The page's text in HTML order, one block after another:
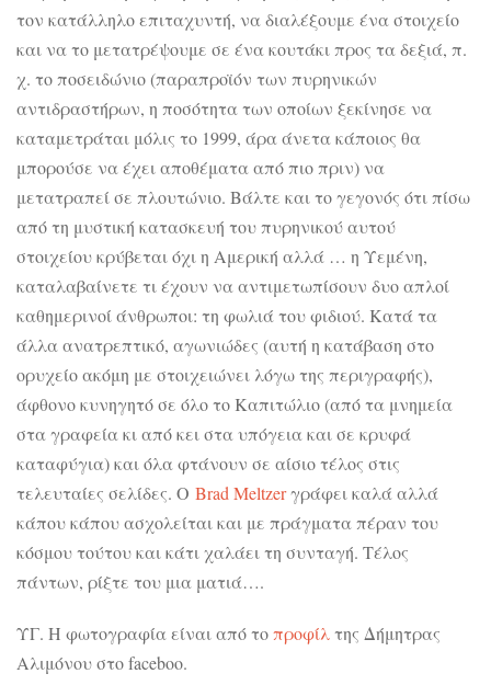
τον κατάλληλο επιταχυντή, να διαλέξουμε ένα στοιχείο
και να το μετατρέψουμε σε ένα κουτάκι προς τα δεξιά, π.
χ. το ποσειδώνιο (παραπροϊόν των πυρηνικών
αντιδραστήρων, η ποσότητα των οποίων ξεκίνησε να
καταμετράται μόλις το 1999, άρα άνετα κάποιος θα
μπορούσε να έχει αποθέματα από πιο πριν) να
μετατραπεί σε πλουτώνιο. Βάλτε και το γεγονός ότι πίσω
από τη μυστική κατασκευή του πυρηνικού αυτού
στοιχείου κρύβεται όχι η Αμερική αλλά … η Υεμένη,
καταλαβαίνετε τι έχουν να αντιμετωπίσουν δυο απλοί
καθημερινοί άνθρωποι: τη φωλιά του φιδιού. Κατά τα
άλλα ανατρεπτικό, αγωνιώδες (αυτή η κατάβαση στο
ορυχείο ακόμη με στοιχειώνει λόγω της περιγραφής),
άφθονο κυνηγητό σε όλο το Καπιτώλιο (από τα μνημεία
στα γραφεία κι από κει στα υπόγεια και σε κρυφά
καταφύγια) και όλα φτάνουν σε αίσιο τέλος στις
τελευταίες σελίδες. Ο Brad Meltzerγράφει καλά αλλά
κάπου κάπου ασχολείται και με πράγματα πέραν του
κόσμου τούτου και κάτι χαλάει τη συνταγή. Τέλος
πάντων, ρίξτε του μια ματιά….
ΥΓ. Η φωτογραφία είναι από τοπροφίλτης Δήμητρας
Αλιμόνου στο faceboo.